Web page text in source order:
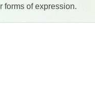
forms of expression.